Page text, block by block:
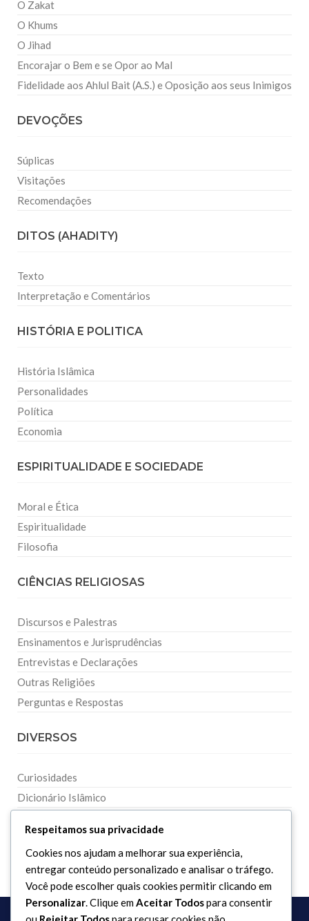
O Zakat
O Khums
O Jihad
Encorajar o Bem e se Opor ao Mal
Fidelidade aos Ahlul Bait (A.S.) e Oposição aos seus Inimigos
DEVOÇÕES
Súplicas
Visitações
Recomendações
DITOS (AHADITY)
Texto
Interpretação e Comentários
HISTÓRIA E POLITICA
História Islâmica
Personalidades
Política
Economia
ESPIRITUALIDADE E SOCIEDADE
Moral e Ética
Espiritualidade
Filosofia
CIÊNCIAS RELIGIOSAS
Discursos e Palestras
Ensinamentos e Jurisprudências
Entrevistas e Declarações
Outras Religiões
Perguntas e Respostas
DIVERSOS
Curiosidades
Dicionário Islâmico
Respeitamos sua privacidade
Cookies nos ajudam a melhorar sua experiência,
entregar conteúdo personalizado e analisar o tráfego.
Você pode escolher quais cookies permitir clicando em
Personalizar. Clique emAceitar Todospara consentir